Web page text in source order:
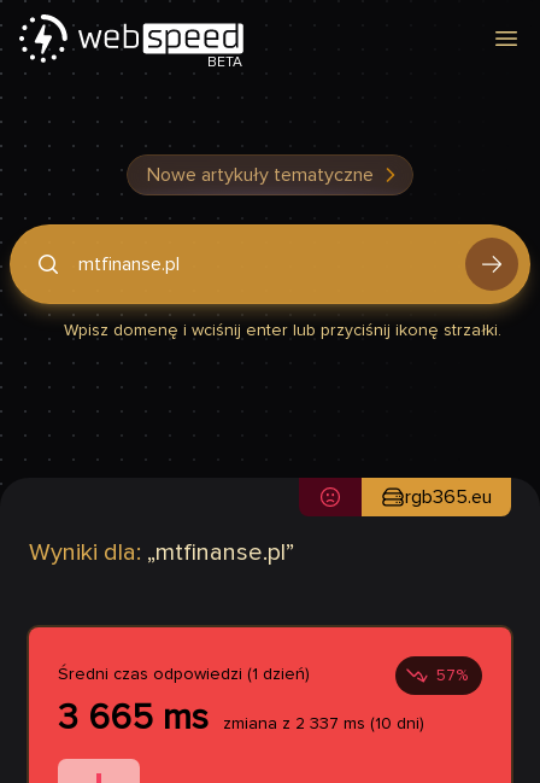
BETA
Nowe artykuły tematyczne
Podaj domenę, by sprawdzić, czy Twoja strona jest szybka
Wpisz domenę i wciśnij enter lub przyciśnij ikonę strzałki.
Wyniki dla: „mtfinanse.pl ”
rgb365.eu
Średni czas odpowiedzi (1 dzień) 57%
3 665 ms zmiana z 2 337 ms (10 dni)